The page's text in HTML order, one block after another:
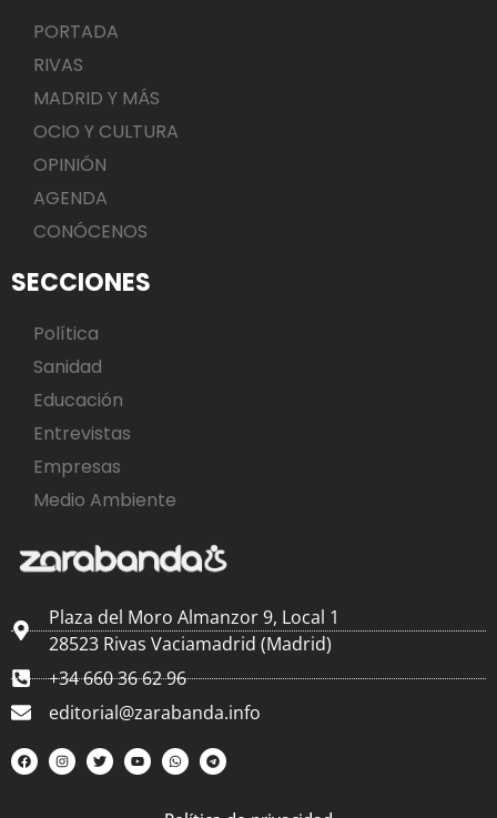
PORTADA
RIVAS
MADRID Y MÁS
OCIO Y CULTURA
OPINIÓN
AGENDA
CONÓCENOS
SECCIONES
Política
Sanidad
Educación
Entrevistas
Empresas
Medio Ambiente
Plaza del Moro Almanzor 9, Local 1
28523 Rivas Vaciamadrid (Madrid)
+34 660 36 62 96
editorial@zarabanda.info